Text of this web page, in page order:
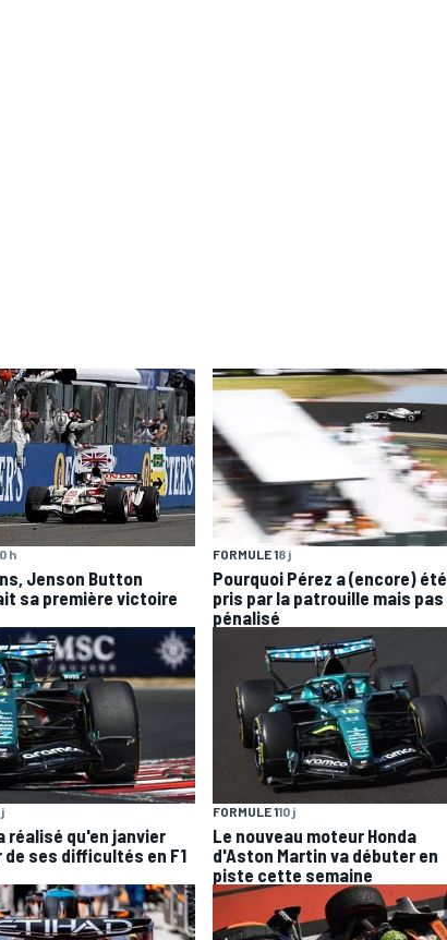
h
Jenson Button
sa première victoire
FORMULE 18 j
Pourquoi Pérez a (encore) été
pris par la patrouille mais pas
pénalisé
j
réalisé qu'en janvier
de ses difficultés en F1
FORMULE 110 j
Le nouveau moteur Honda
d'Aston Martin va débuter en
piste cette semaine